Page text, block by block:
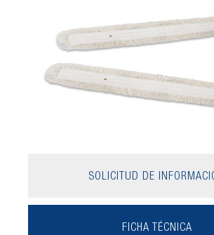
SOLICITUD DE
FICHA TÉCNICA